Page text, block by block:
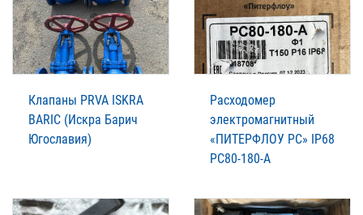
Клапаны PRVA ISKRA
BARIC (Искра Барич
Югославия)
Расходомер
электромагнитный
«ПИТЕРФЛОУ РС» IP68
РС80-180-А